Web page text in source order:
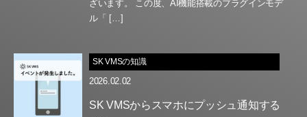
ざいます。 この度、AI機能搭載のプラグインモデ
ル「 […]
SK VMSの知識
2026.02.02
SK VMSからスマホにプッシュ通知する